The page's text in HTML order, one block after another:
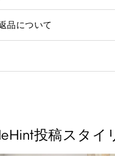
品について
投稿スタイ